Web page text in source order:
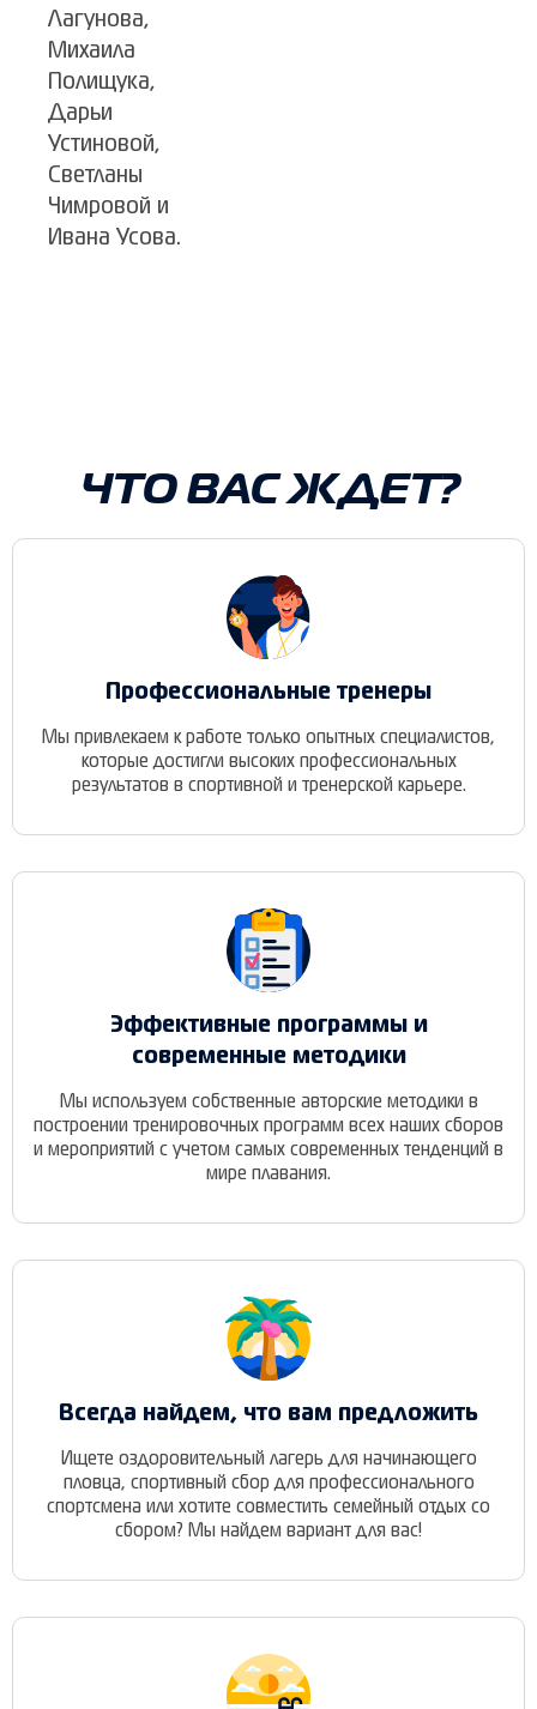
Лагунова,
Михаила
Полищука,
Дарьи
Устиновой,
Светланы
Чимровой и
Ивана Усова.
ЧТО ВАС ЖДЕТ?
Профессиональные тренеры
Мы привлекаем к работе только опытных специалистов,
которые достигли высоких профессиональных
результатов в спортивной и тренерской карьере.
Эффективные программы и
современные методики
Мы используем собственные авторские методики в
построении тренировочных программ всех наших сборов
и мероприятий с учетом самых современных тенденций в
мире плавания.
Всегда найдем, что вам предложить
Ищете оздоровительный лагерь для начинающего
пловца, спортивный сбор для профессионального
спортсмена или хотите совместить семейный отдых со
сбором? Мы найдем вариант для вас!